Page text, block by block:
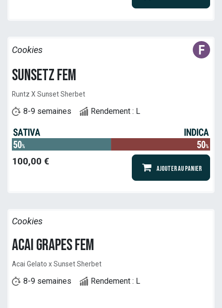
Cookies
Sunsetz Fem
Runtz X Sunset Sherbet
8-9 semaines Rendement : L
100,00 €
Ajouter au panier
Cookies
Acai Grapes Fem
Acai Gelato x Sunset Sherbet
8-9 semaines Rendement : L